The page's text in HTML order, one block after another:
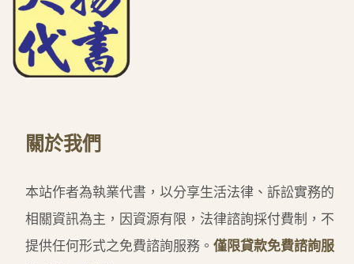
關於我們
本站作者為執業代書，以分享生活法律、訴訟實務的
相關資訊為主，因資源有限，法律諮詢採付費制，不
提供任何形式之免費諮詢服務。 僅限貸款免費諮詢服